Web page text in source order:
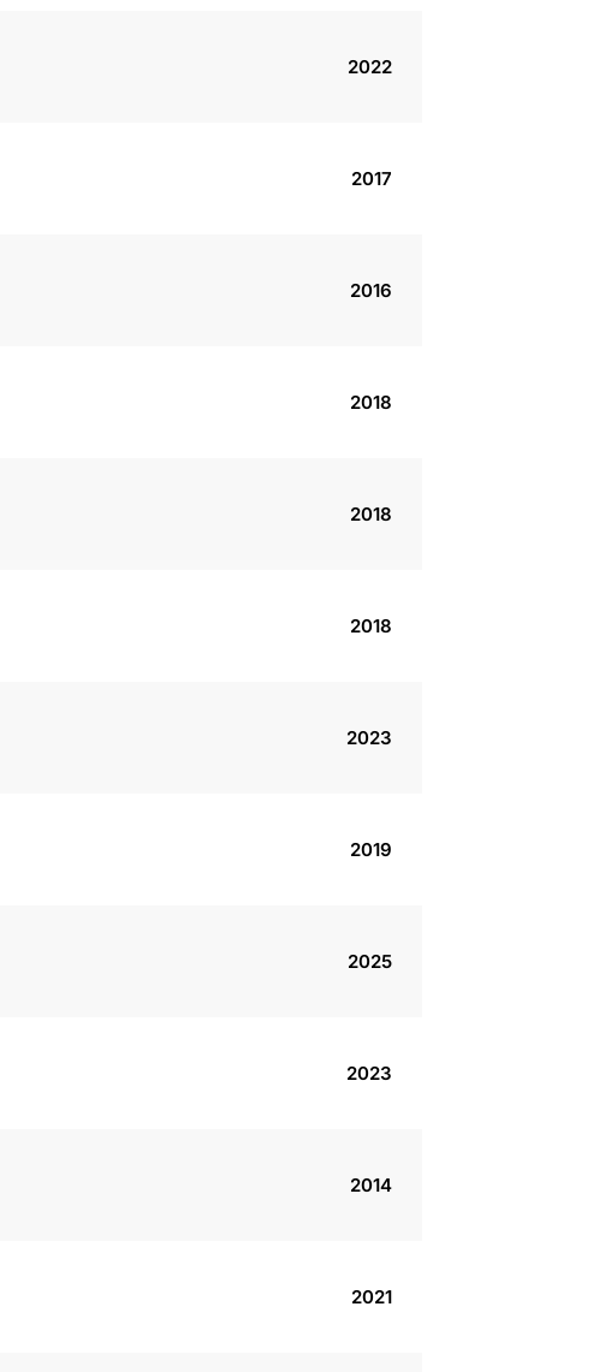
2022
2017
2016
2018
2018
2018
2023
2019
2025
2023
2014
2021